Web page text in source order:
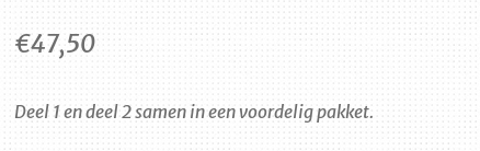
€47,50
Deel 1 en deel 2 samen in een voordelig pakket.